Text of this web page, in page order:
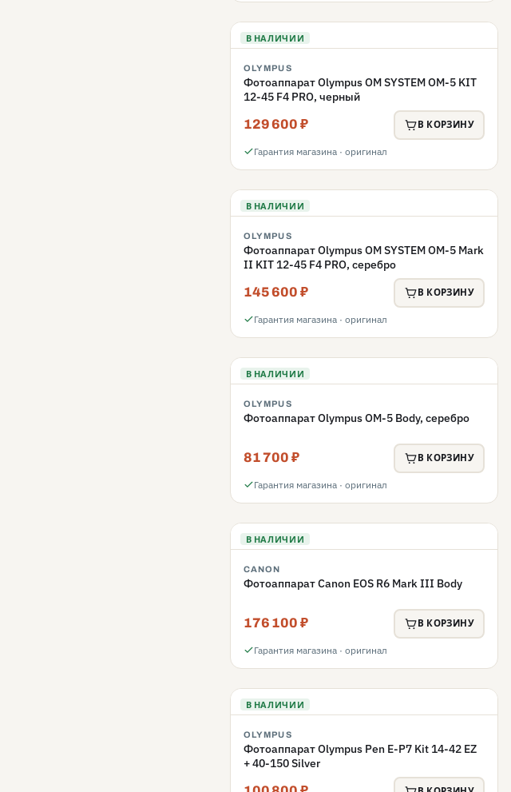
В НАЛИЧИИ
OLYMPUS
Фотоаппарат Olympus OM SYSTEM OM-5 KIT
12-45 F4 PRO, черный
129 600 ₽ В КОРЗИНУ
Гарантия магазина · оригинал
В НАЛИЧИИ
OLYMPUS
Фотоаппарат Olympus OM SYSTEM OM-5 Mark
II KIT 12-45 F4 PRO, серебро
145 600 ₽ В КОРЗИНУ
Гарантия магазина · оригинал
В НАЛИЧИИ
OLYMPUS
Фотоаппарат Olympus OM-5 Body, серебро
81 700 ₽ В КОРЗИНУ
Гарантия магазина · оригинал
В НАЛИЧИИ
CANON
Фотоаппарат Canon EOS R6 Mark III Body
176 100 ₽ В КОРЗИНУ
Гарантия магазина · оригинал
В НАЛИЧИИ
OLYMPUS
Фотоаппарат Olympus Pen E-P7 Kit 14-42 EZ
+ 40-150 Silver